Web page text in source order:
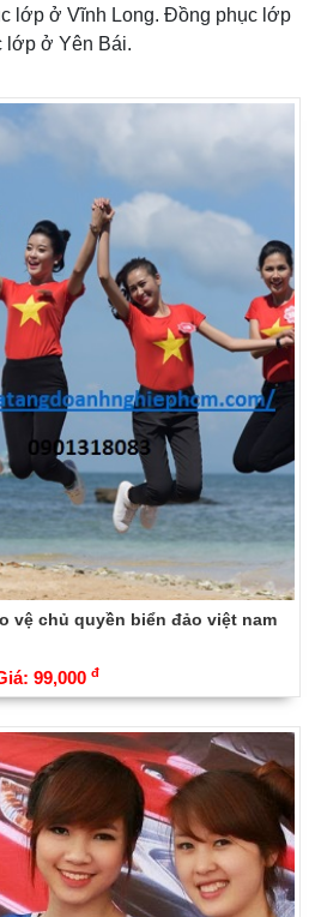
lớp ở Vĩnh Long. Đồng phục lớp
lớp ở Yên Bái.
vệ chủ quyền biển đảo việt nam
99,000 đ